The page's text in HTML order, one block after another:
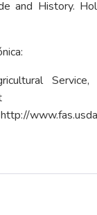
and History.
http://